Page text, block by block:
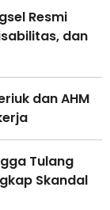
Resmi
dan
dan AHM
Tulang
Skandal